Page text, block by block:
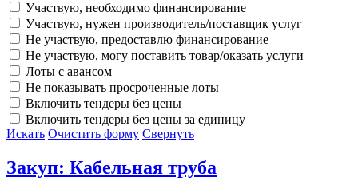
Участвую, необходимо финансирование
Участвую, нужен производитель/поставщик услуг
Не участвую, предоставлю финансирование
Не участвую, могу поставить товар/оказать услуги
Лоты с авансом
Не показывать просроченные лоты
Включить тендеры без цены
Включить тендеры без цены за единицу
Искать Очистить форму Свернуть
Закуп: Кабельная труба